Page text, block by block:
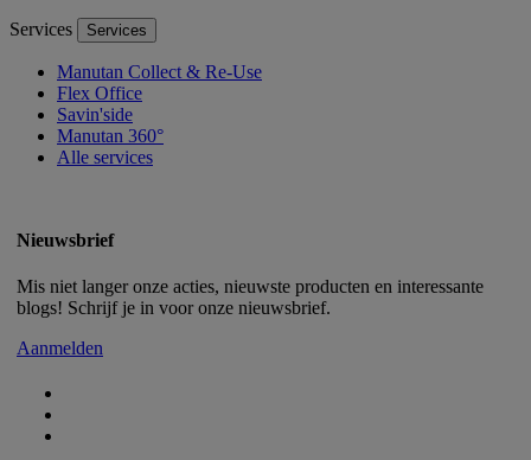
Services Services
Manutan Collect & Re-Use
Flex Office
Savin'side
Manutan 360°
Alle services
Nieuwsbrief
Mis niet langer onze acties, nieuwste producten en interessante
blogs! Schrijf je in voor onze nieuwsbrief.
Aanmelden